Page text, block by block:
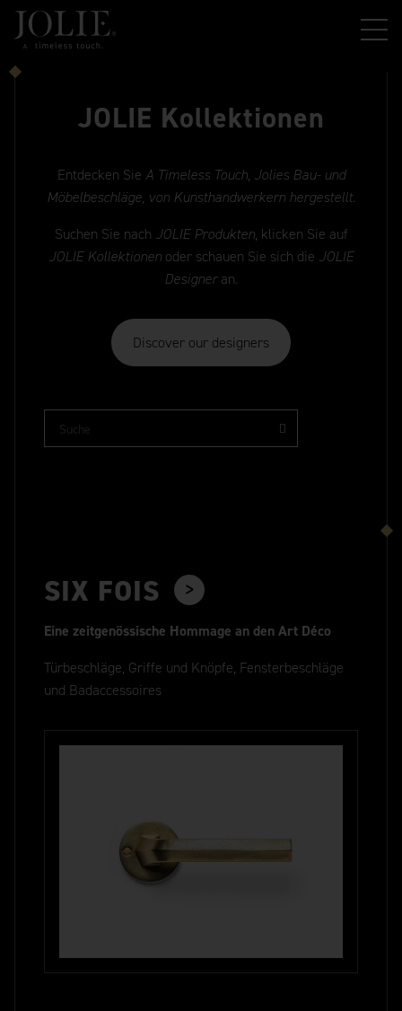
JOLIE Kollektionen
Entdecken Sie A Timeless Touch, Jolies Bau- und
Möbelbeschläge, von Kunsthandwerkern hergestellt.
Suchen Sie nach JOLIE Produkten, klicken Sie auf
JOLIE Kollektionen oder schauen Sie sich die JOLIE
Designeran.
Discover our designers
SIX FOIS
Eine zeitgenössische Hommage an den Art Déco
Türbeschläge, Griffe und Knöpfe, Fensterbeschläge
und Badaccessoires